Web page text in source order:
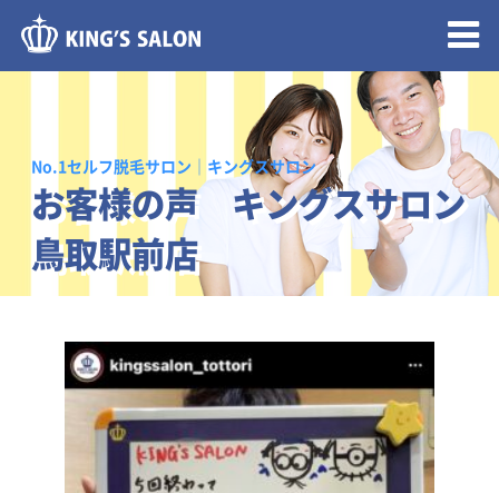
No.1セルフ脱毛サロン｜キングスサロン
お客様の声 キングスサロン
鳥取駅前店